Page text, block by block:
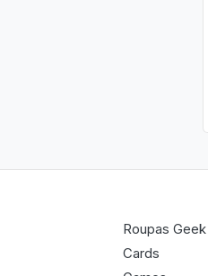
Roupas Geek
Cards